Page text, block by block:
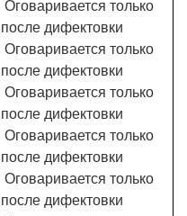
Оговаривается только
после дифектовки
Оговаривается только
после дифектовки
Оговаривается только
после дифектовки
Оговаривается только
после дифектовки
Оговаривается только
после дифектовки